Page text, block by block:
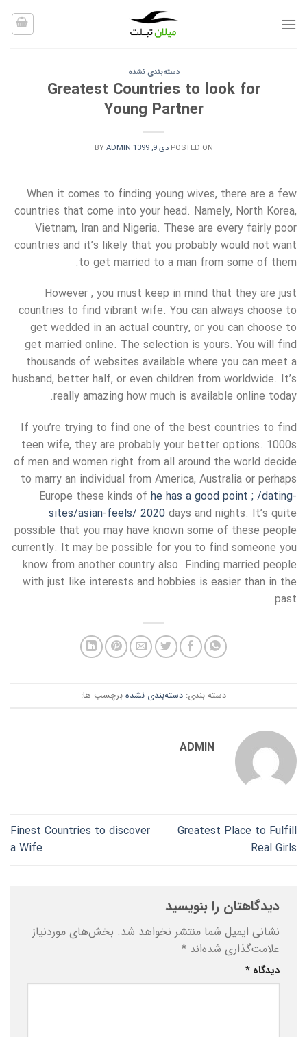
دسته‌بندی نشده
Greatest Countries to look for
Young Partner
POSTED ON دی 9, 1399 BYADMIN
When it comes to finding young wives, there are a few
countries that come into your head. Namely, North Korea,
Vietnam, Iran and Nigeria. These are every fairly poor
countries and it’s likely that you probably would not want
to get married to a man from some of them.
However , you must keep in mind that they are just
countries to find vibrant wife. You can always choose to
get wedded in an actual country, or you can choose to
get married online. The selection is yours. You will find
thousands of websites available where you can meet a
husband, better half, or even children from worldwide. It’s
really amazing how much is available online today.
If you’re trying to find one of the best countries to find
teen wife, they are probably your better options. 1000s
of men and women right from all around the world decide
to marry an individual from America, Australia or perhaps
Europe these kinds of he has a good point ; /dating-
sites/asian-feels/ 2020 days and nights. It’s quite
possible that you may have known some of these people
currently. It may be possible for you to find someone you
know from another country also. Finding married people
with just like interests and hobbies is easier than in the
past.
دسته بندی: دسته‌بندی نشده برچسب ها:
ADMIN
Greatest Place to Fulfill
Real Girls
Finest Countries to discover
a Wife
دیدگاهتان را بنویسید
نشانی ایمیل شما منتشر نخواهد شد. بخش‌های موردنیاز
علامت‌گذاری شده‌اند *
دیدگاه *